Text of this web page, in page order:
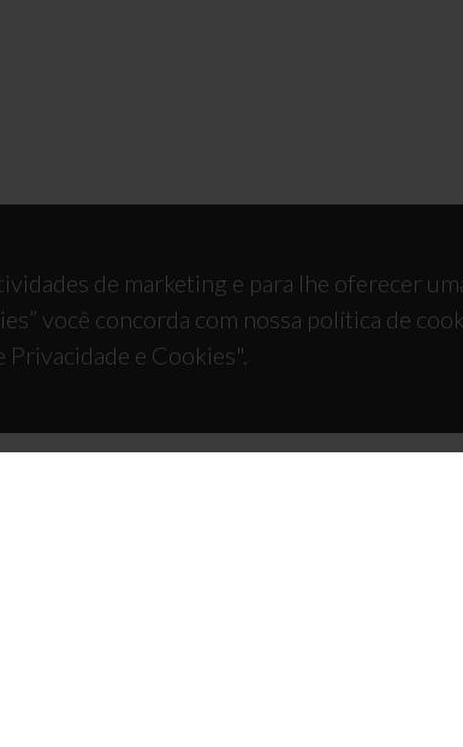
de marketing e para lhe oferecer
você concorda com nossa política de
e Cookies".